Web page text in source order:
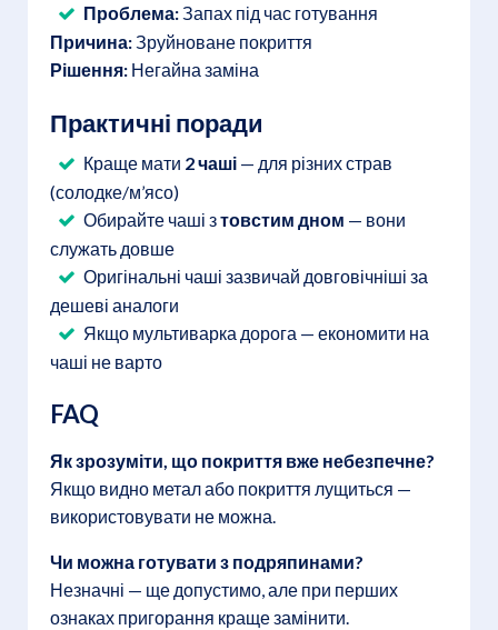
Проблема:Запах під час готування
Причина:Зруйноване покриття
Рішення: Негайна заміна
Практичні поради
Краще мати 2 чаші — для різних страв
(солодке/м’ясо)
Обирайте чаші зтовстим дном — вони
служать довше
Оригінальні чаші зазвичай довговічніші за
дешеві аналоги
Якщо мультиварка дорога — економити на
чаші не варто
FAQ
Як зрозуміти, що покриття вже небезпечне?
Якщо видно метал або покриття лущиться —
використовувати не можна.
Чи можна готувати з подряпинами?
Незначні — ще допустимо, але при перших
ознаках пригорання краще замінити.